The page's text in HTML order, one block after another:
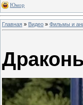
Юмор
Главная » Видео » Фильмы и